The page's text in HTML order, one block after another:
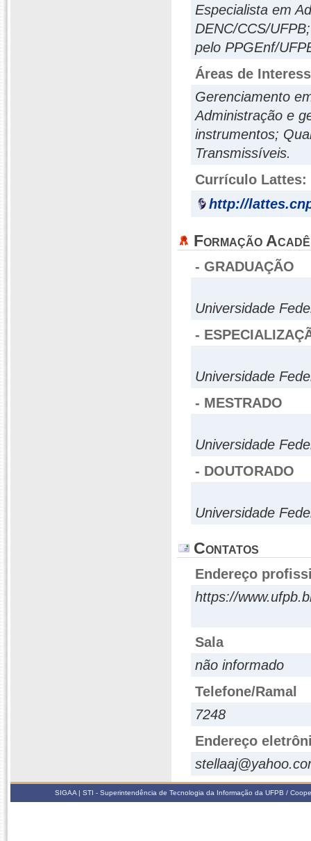
Especialista em
DENC/CCS/
pelo PPGEnf/
Áreas de
Gerenciamento
Administração e
instrumentos;
Transmissíveis.
Currículo Lattes:
http://
Formação
- GRADUAÇÃO
Universidade
-
Universidade
- MESTRADO
Universidade
- DOUTORADO
Universidade
Contatos
Endereço
https://
Sala
não informado
Telefone/Ramal
7248
Endereço
SIGAA | STI - Superintendência de Tecnologia da Informação da UFPB /